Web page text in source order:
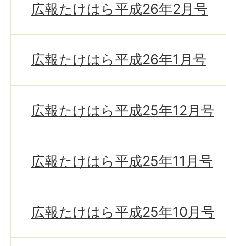
広報たけはら平成26年2月号
広報たけはら平成26年1月号
広報たけはら平成25年12月号
広報たけはら平成25年11月号
広報たけはら平成25年10月号